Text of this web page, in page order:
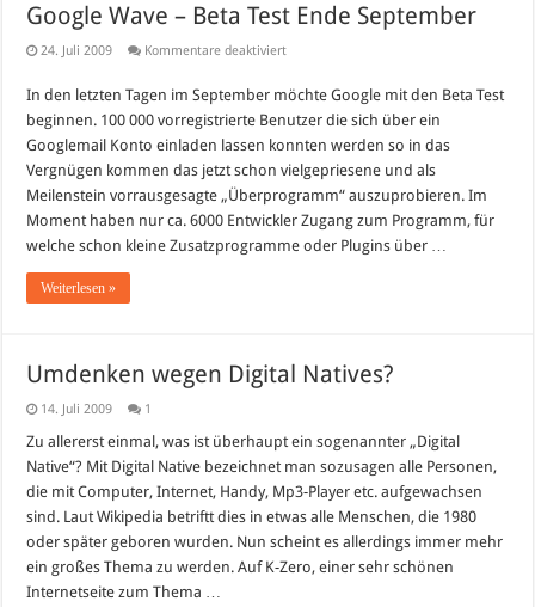
Google Wave – Beta Test Ende September
24. Juli 2009 Kommentare deaktiviertfür
–
Beta
Test
Ende
In den letzten Tagen im September möchte Google mit den Beta Test
beginnen. 100 000 vorregistrierte Benutzer die sich über ein
Googlemail Konto einladen lassen konnten werden so in das
Vergnügen kommen das jetzt schon vielgepriesene und als
Meilenstein vorrausgesagte „Überprogramm“ auszuprobieren. Im
Moment haben nur ca. 6000 Entwickler Zugang zum Programm, für
welche schon kleine Zusatzprogramme oder Plugins über …
Weiterlesen »
Umdenken wegen Digital Natives?
14. Juli 2009 1
Zu allererst einmal, was ist überhaupt ein sogenannter „Digital
Native“? Mit Digital Native bezeichnet man sozusagen alle Personen,
die mit Computer, Internet, Handy, Mp3-Player etc. aufgewachsen
sind. Laut Wikipedia betriftt dies in etwas alle Menschen, die 1980
oder später geboren wurden. Nun scheint es allerdings immer mehr
ein großes Thema zu werden. Auf K-Zero, einer sehr schönen
Internetseite zum Thema …